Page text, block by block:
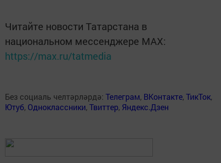
Читайте новости Татарстана в
национальном мессенджере MАХ:
https://max.ru/tatmedia
Без социаль челтәрләрдә: Телеграм, ВКонтакте,ТикТок,
Ютуб, Одноклассники,Твиттер, Яндекс.Дзен